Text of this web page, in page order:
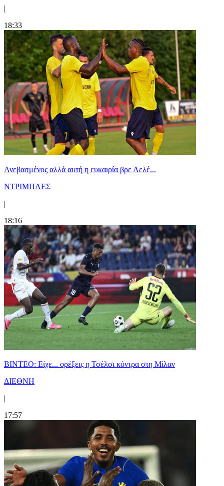
|
18:33
Ανεβασμένος αλλά αυτή η ευκαιρία βρε Λελέ...
ΝΤΡΙΜΠΛΕΣ
|
18:16
BINTEO: Είχε... ορέξεις η Τσέλσι κόντρα στη Μίλαν
ΔΙΕΘΝΗ
|
17:57